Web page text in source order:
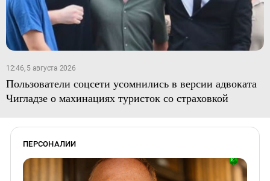
12:46, 5 августа 2026
Пользователи соцсети усомнились в версии адвоката
Чигладзе о махинациях туристок со страховкой
ПЕРСОНАЛИИ